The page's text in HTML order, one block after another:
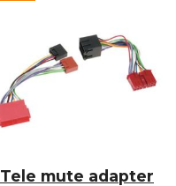
Tele mute adapter